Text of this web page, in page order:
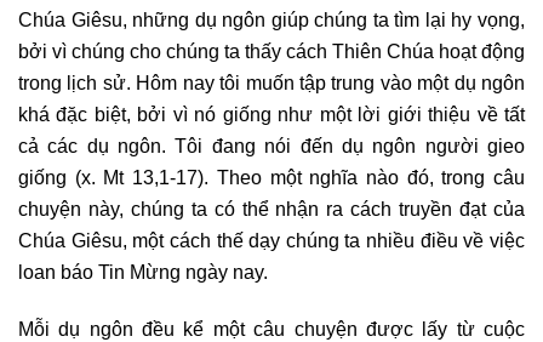
Chúa Giêsu, những dụ ngôn giúp chúng ta tìm lại hy vọng,
bởi vì chúng cho chúng ta thấy cách Thiên Chúa hoạt động
trong lịch sử. Hôm nay tôi muốn tập trung vào một dụ ngôn
khá đặc biệt, bởi vì nó giống như một lời giới thiệu về tất
cả các dụ ngôn. Tôi đang nói đến dụ ngôn người gieo
giống (x. Mt 13,1-17). Theo một nghĩa nào đó, trong câu
chuyện này, chúng ta có thể nhận ra cách truyền đạt của
Chúa Giêsu, một cách thế dạy chúng ta nhiều điều về việc
loan báo Tin Mừng ngày nay.
Mỗi dụ ngôn đều kể một câu chuyện được lấy từ cuộc